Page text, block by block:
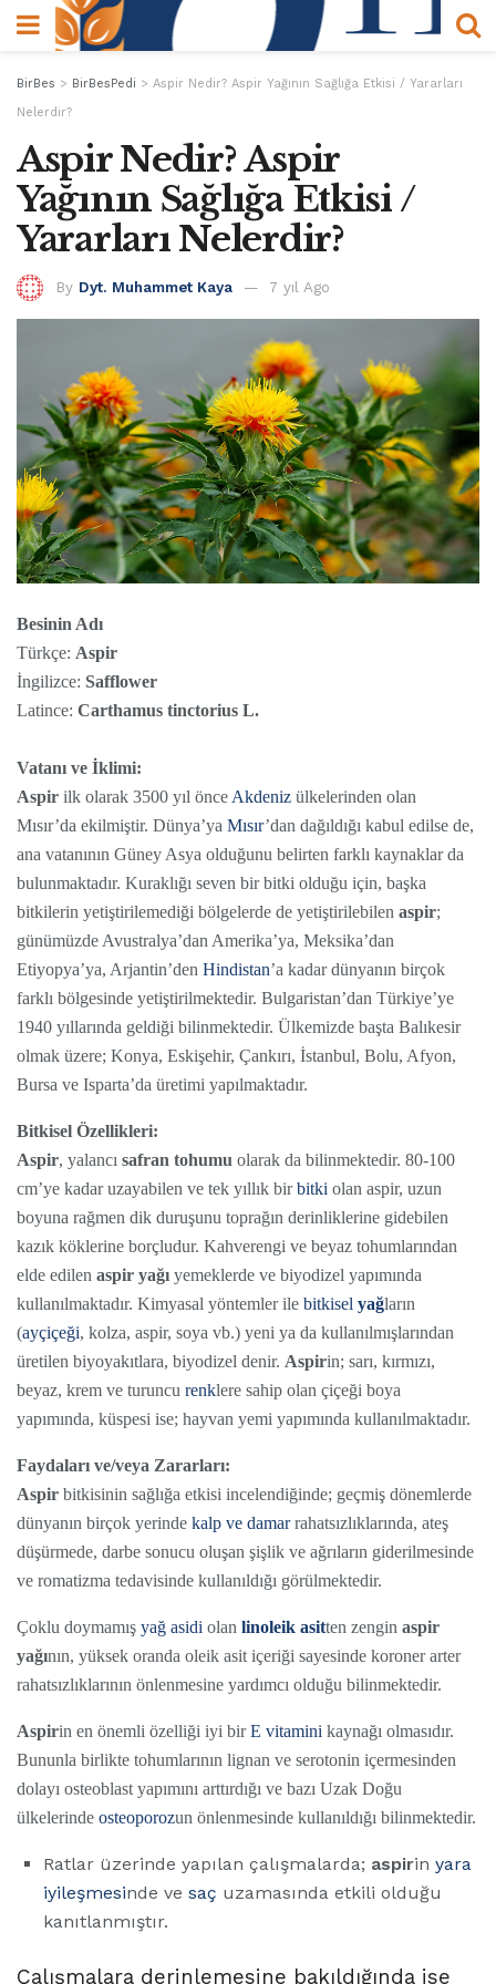
BirBes > BirBesPedi > Aspir Nedir? Aspir Yağının Sağlığa Etkisi / Yararları
Nelerdir?
Aspir Nedir? Aspir
Yağının Sağlığa Etkisi /
Yararları Nelerdir?
By Dyt. Muhammet Kaya 7 yıl Ago
Besinin Adı
Türkçe: Aspir
İngilizce: Safflower
Latince: Carthamus tinctorius L.
Vatanı ve İklimi:
Aspir ilk olarak 3500 yıl önceAkdeniz ülkelerinden olan
Mısır’da ekilmiştir. Dünya’ya Mısır’dan dağıldığı kabul edilse de,
ana vatanının Güney Asya olduğunu belirten farklı kaynaklar da
bulunmaktadır. Kuraklığı seven bir bitki olduğu için, başka
bitkilerin yetiştirilemediği bölgelerde de yetiştirilebilen aspir;
günümüzde Avustralya’dan Amerika’ya, Meksika’dan
Etiyopya’ya, Arjantin’den Hindistan’a kadar dünyanın birçok
farklı bölgesinde yetiştirilmektedir. Bulgaristan’dan Türkiye’ye
1940 yıllarında geldiği bilinmektedir. Ülkemizde başta Balıkesir
olmak üzere; Konya, Eskişehir, Çankırı, İstanbul, Bolu, Afyon,
Bursa ve Isparta’da üretimi yapılmaktadır.
Bitkisel Özellikleri:
Aspir, yalancı safran tohumu olarak da bilinmektedir. 80-100
cm’ye kadar uzayabilen ve tek yıllık birbitki olan aspir, uzun
boyuna rağmen dik duruşunu toprağın derinliklerine gidebilen
kazık köklerine borçludur. Kahverengi ve beyaz tohumlarından
elde edilen aspir yağı yemeklerde ve biyodizel yapımında
kullanılmaktadır. Kimyasal yöntemler ile bitkisel yağların
(ayçiçeği, kolza, aspir, soya vb.) yeni ya da kullanılmışlarından
üretilen biyoyakıtlara, biyodizel denir. Aspirin; sarı, kırmızı,
beyaz, krem ve turuncu renklere sahip olan çiçeği boya
yapımında, küspesi ise; hayvan yemi yapımında kullanılmaktadır.
Faydaları ve/veya Zararları:
Aspir bitkisinin sağlığa etkisi incelendiğinde; geçmiş dönemlerde
dünyanın birçok yerinde kalp ve damarrahatsızlıklarında, ateş
düşürmede, darbe sonucu oluşan şişlik ve ağrıların giderilmesinde
ve romatizma tedavisinde kullanıldığı görülmektedir.
Çoklu doymamış yağ asidi olan linoleik asitten zengin aspir
yağının, yüksek oranda oleik asit içeriği sayesinde koroner arter
rahatsızlıklarının önlenmesine yardımcı olduğu bilinmektedir.
Aspirin en önemli özelliği iyi birE vitamini kaynağı olmasıdır.
Bununla birlikte tohumlarının lignan ve serotonin içermesinden
dolayı osteoblast yapımını arttırdığı ve bazı Uzak Doğu
ülkelerinde osteoporozun önlenmesinde kullanıldığı bilinmektedir.
Ratlar üzerinde yapılan çalışmalarda; aspirin yara
iyileşmesinde ve saç uzamasında etkili olduğu
kanıtlanmıştır.
Çalışmalara derinlemesine bakıldığında ise